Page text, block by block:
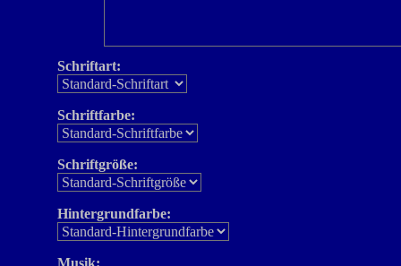
Schriftart:
Schriftfarbe:
Schriftgröße:
Hintergrundfarbe: